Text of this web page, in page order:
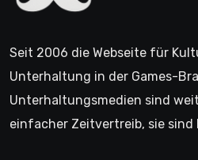
Seit 2006 die Webseite für
Unterhaltung in der Games-
Unterhaltungsmedien sind
einfacher Zeitvertreib, sie sind